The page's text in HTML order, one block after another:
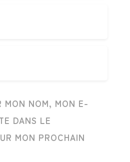
MON NOM, MON E-
DANS LE
MON PROCHAIN